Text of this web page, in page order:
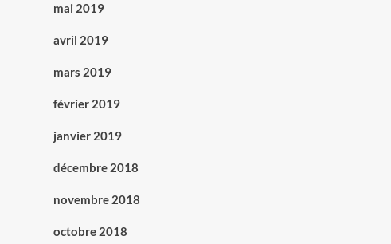
mai 2019
avril 2019
mars 2019
février 2019
janvier 2019
décembre 2018
novembre 2018
octobre 2018